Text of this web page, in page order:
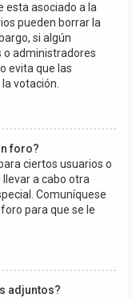
esta asociado a la
pueden borrar la
si algún
o administradores
evita que las
votación.
foro?
ciertos usuarios o
llevar a cabo otra
Comuníquese
para que se le
adjuntos?